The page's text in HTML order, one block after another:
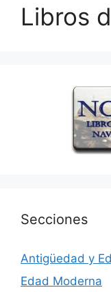
Libros
Secciones
Antigüedad y
Edad Moderna